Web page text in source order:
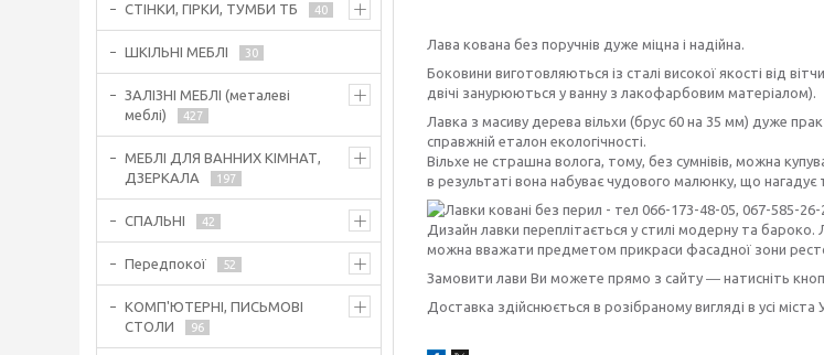
Лава кована без поручнів дуже міцна і надійна.
Боковини виготовляються із сталі високої якості від
двічі занурюються у ванну з лакофарбовим матеріалом).
Лавка з масиву дерева вільхи (брус 60 на 35 мм) дуже
справжній еталон екологічності.
Вільхе не страшна волога, тому, без сумнівів, можна
в результаті вона набуває чудового малюнку, що
Дизайн лавки переплітається у стилі модерну та
можна вважати предметом прикраси фасадної зони
Замовити лави Ви можете прямо з сайту ― натисніть
Доставка здійснюється в розібраному вигляді в усі
СТІНКИ, ГІРКИ, ТУМБИ ТБ 40
ШКІЛЬНІ МЕБЛІ 30
ЗАЛІЗНІ МЕБЛІ (металеві
меблі)
427
МЕБЛІ ДЛЯ ВАННИХ КІМНАТ,
ДЗЕРКАЛА
197
СПАЛЬНІ 42
Передпокої 52
КОМП'ЮТЕРНІ, ПИСЬМОВІ
СТОЛИ
96